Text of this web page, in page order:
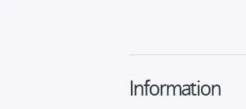
Information